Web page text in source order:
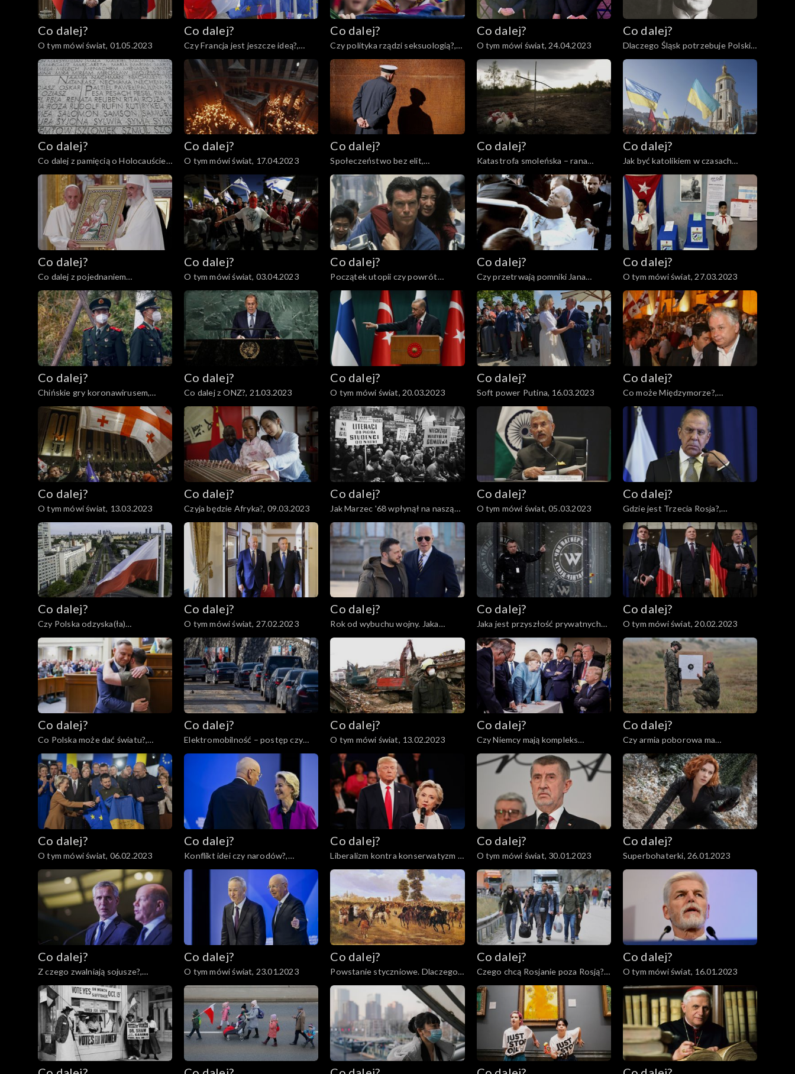
Co dalej?
O tym mówi świat, 01.05.2023
Co dalej?
Czy Francja jest jeszcze ideą?,
27.04.2023
Co dalej?
Czy polityka rządzi seksuologią?,
25.04.2023
Co dalej?
O tym mówi świat, 24.04.2023
Co dalej?
Dlaczego Śląsk potrzebuje Polski?,
20.04.2023
Co dalej?
Co dalej z pamięcią o Holocauście?
80. rocznica powstania w getcie
warszawskim, 18.04.2023
Co dalej?
O tym mówi świat, 17.04.2023
Co dalej?
Społeczeństwo bez elit,
13.04.2023
Co dalej?
Katastrofa smoleńska – rana
otwarta czy zabliźniona?,
11.04.2023
Co dalej?
Jak być katolikiem w czasach
wojny?, 06.04.2023
Co dalej?
Co dalej z pojednaniem
katolicyzmu i prawosławia?,
04.04.2023
Co dalej?
O tym mówi świat, 03.04.2023
Co dalej?
Początek utopii czy powrót
cenzury?, 30.03.2023
Co dalej?
Czy przetrwają pomniki Jana
Pawła II?, 28.03.2023
Co dalej?
O tym mówi świat, 27.03.2023
Co dalej?
Chińskie gry koronawirusem,
23.03.2023
Co dalej?
Co dalej z ONZ?, 21.03.2023
Co dalej?
O tym mówi świat, 20.03.2023
Co dalej?
Soft power Putina, 16.03.2023
Co dalej?
Co może Międzymorze?,
14.03.2023
Co dalej?
O tym mówi świat, 13.03.2023
Co dalej?
Czyja będzie Afryka?, 09.03.2023
Co dalej?
Jak Marzec '68 wpłynął na naszą
historię?, 07.03.2023
Co dalej?
O tym mówi świat, 05.03.2023
Co dalej?
Gdzie jest Trzecia Rosja?,
02.03.2023
Co dalej?
Czy Polska odzyska(ła)
tożsamość?, 28.02.2023
Co dalej?
O tym mówi świat, 27.02.2023
Co dalej?
Rok od wybuchu wojny. Jaka
przyszłość czeka Ukrainę i świat?,
Co dalej?
Jaka jest przyszłość prywatnych
armii?, 21.02.2023
Co dalej?
O tym mówi świat, 20.02.2023
Co dalej?
Co Polska może dać światu?,
16.02.2023
Co dalej?
Elektromobilność – postęp czy
regres?, 14.02.2023
Co dalej?
O tym mówi świat, 13.02.2023
Co dalej?
Czy Niemcy mają kompleks
Ameryki?, 09.02.2023
Co dalej?
Czy armia poborowa ma
przyszłość?, 07.02.2023
Co dalej?
O tym mówi świat, 06.02.2023
Co dalej?
Konflikt idei czy narodów?,
02.02.2023
Co dalej?
Liberalizm kontra konserwatyzm –
czyj koniec jest bliższy?,
31.01.2023
Co dalej?
O tym mówi świat, 30.01.2023
Co dalej?
Superbohaterki, 26.01.2023
Co dalej?
Z czego zwalniają sojusze?,
24.01.2023
Co dalej?
O tym mówi świat, 23.01.2023
Co dalej?
Powstanie styczniowe. Dlaczego
miało sens?, 19.01.2023
Co dalej?
Czego chcą Rosjanie poza Rosją?,
17.01.2023
Co dalej?
O tym mówi świat, 16.01.2023